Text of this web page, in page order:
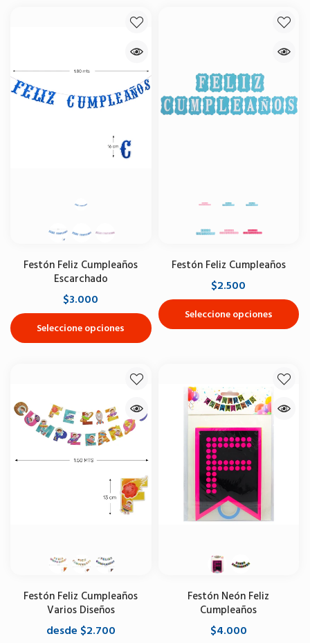
Festón Feliz Cumpleaños
Escarchado
$3.000
Seleccione opciones
Festón Feliz Cumpleaños
$2.500
Seleccione opciones
Festón Feliz Cumpleaños
Varios Diseños
desde $2.700
Festón Neón Feliz
Cumpleaños
$4.000